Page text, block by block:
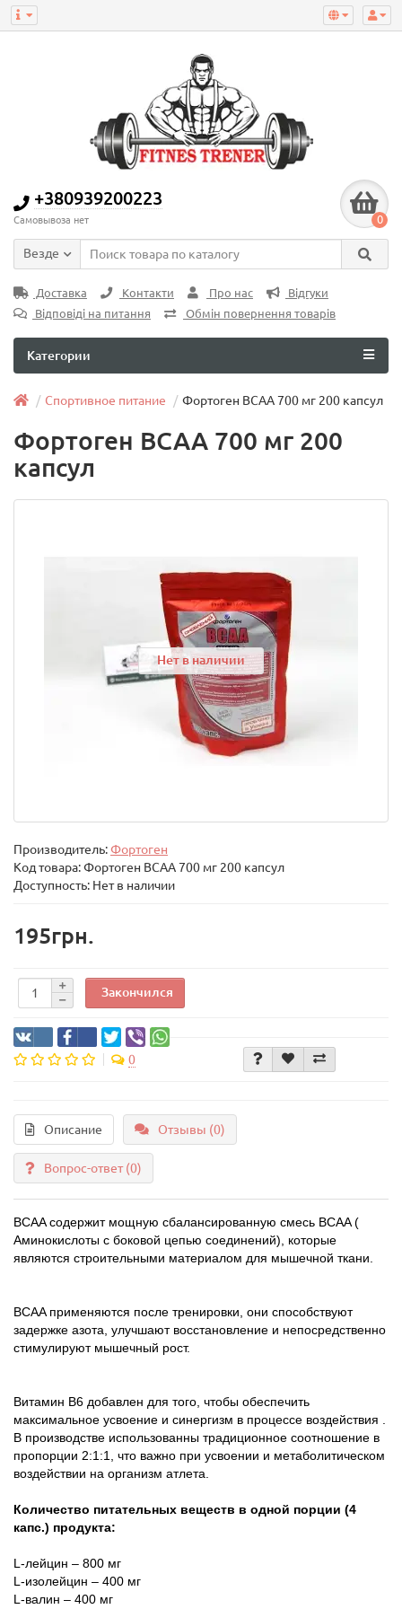
+380939200223
Самовывоза нет 0
Везде
Доставка Контакти Про нас
Відгуки
Відповіді на питання
Обмін повернення товарів
Категории
Спортивное питание Фортоген BCAA 700 мг 200 капсул
Фортоген BCAA 700 мг 200
капсул
Нет в наличии
Производитель:Фортоген
Код товара:Фортоген BCAA 700 мг 200 капсул
Доступность: Нет в наличии
195грн.
Закончился
0
Описание Отзывы (0)
Вопрос-ответ(0)
BCAA содержит мощную сбалансированную смесь BCAA (
Аминокислоты с боковой цепью соединений), которые
являются строительными материалом для мышечной ткани.
BCAA применяются после тренировки, они способствуют
задержке азота, улучшают восстановление и непосредственно
стимулируют мышечный рост.
Витамин В6 добавлен для того, чтобы обеспечить
максимальное усвоение и синергизм в процессе воздействия .
В производстве использованны традиционное соотношение в
пропорции 2:1:1, что важно при усвоении и метаболитическом
воздействии на организм атлета.
Количество питательных веществ в одной порции (4
капс.) продукта:
L-лейцин – 800 мг
L-изолейцин – 400 мг
L-валин – 400 мг